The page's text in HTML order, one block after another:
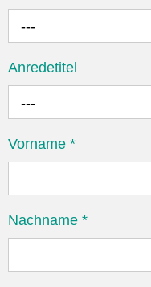
---
Anredetitel
---
Vorname *
Nachname *